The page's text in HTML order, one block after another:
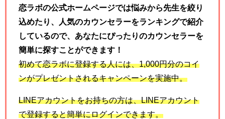
恋ラボの公式ホームページでは悩みから先生を絞り
込めたり、人気のカウンセラーをランキングで紹介
しているので、あなたにぴったりのカウンセラーを
簡単に探すことができます！
初めて恋ラボに登録する人には、1,000円分のコイ
ンがプレゼントされるキャンペーンを実施中。
LINEアカウントをお持ちの方は、LINEアカウント
で登録すると簡単にログインできます。